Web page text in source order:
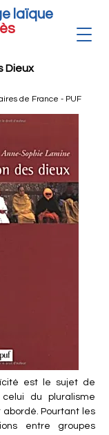
laïque
s
Dieux
de France - PUF
est le sujet de
du pluralisme
Pourtant les
entre groupes